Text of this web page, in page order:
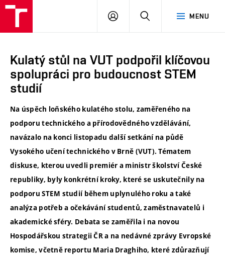
MENU
PŘIHLÁSIT
Kulatý stůl na VUT podpořil klíčovou
spolupráci pro budoucnost STEM
studií
Na úspěch loňského kulatého stolu, zaměřeného na
podporu technického a přírodovědného vzdělávání,
navázalo na konci listopadu další setkání na půdě
Vysokého učení technického v Brně (VUT). Tématem
diskuse, kterou uvedli premiér a ministr školství České
republiky, byly konkrétní kroky, které se uskutečnily na
podporu STEM studií během uplynulého roku a také
analýza potřeb a očekávání studentů, zaměstnavatelů i
akademické sféry. Debata se zaměřila i na novou
Hospodářskou strategii ČR a na nedávné zprávy Evropské
komise, včetně reportu Maria Draghiho, které zdůrazňují